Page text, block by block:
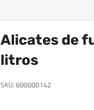
Alicates de
litros
SKU:600000142